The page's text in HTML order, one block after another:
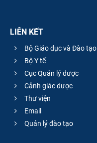
LIÊN KẾT
Bộ Giáo dục và Đào tạo
Bộ Y tế
Cục Quản lý dược
Cảnh giác dược
Thư viện
Email
Quản lý đào tạo